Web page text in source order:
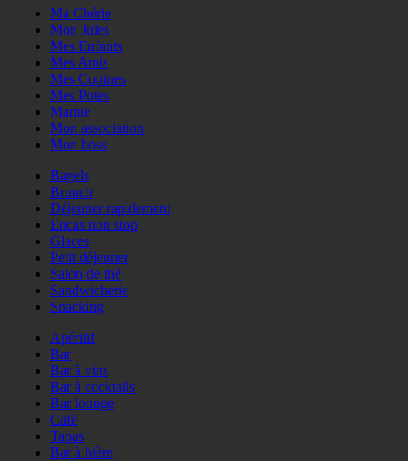
Ma Chérie
Mon Jules
Mes Enfants
Mes Amis
Mes Copines
Mes Potes
Mamie
Mon association
Mon boss
Bagels
Brunch
Déjeuner rapidement
Encas non stop
Glaces
Petit déjeuner
Salon de thé
Sandwicherie
Snacking
Apéritif
Bar
Bar à vins
Bar à cocktails
Bar lounge
Café
Tapas
Bar à bière